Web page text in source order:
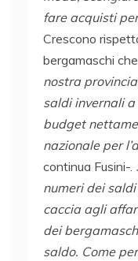
fare acquisti
Crescono
bergamaschi
nostra
saldi invernali
budget
nazionale per
continua Fusini-.
numeri dei
caccia agli
dei
saldo. Come